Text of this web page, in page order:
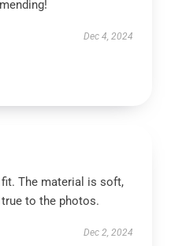
Dec 4, 2024
The material is soft,
to the photos.
Dec 2, 2024